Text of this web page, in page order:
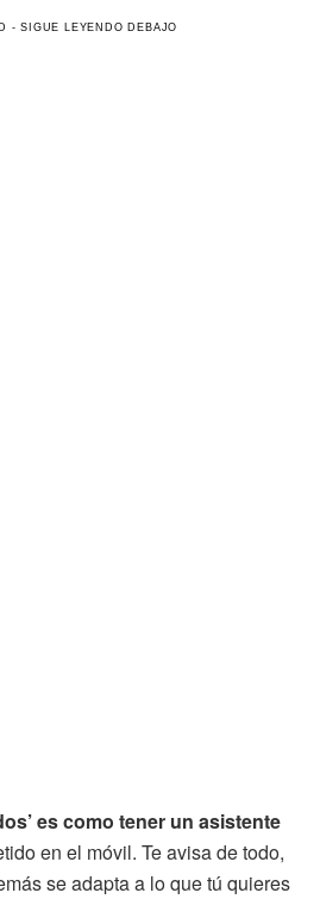
es como tener un asistente
en el móvil. Te avisa de todo,
se adapta a lo que tú quieres